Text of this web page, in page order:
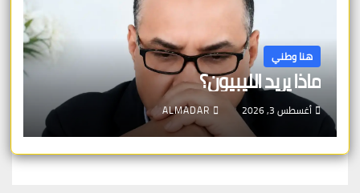
هنا وطني
ماذا يريد الليبيون؟
أغسطس 3, 2026 ALMADAR